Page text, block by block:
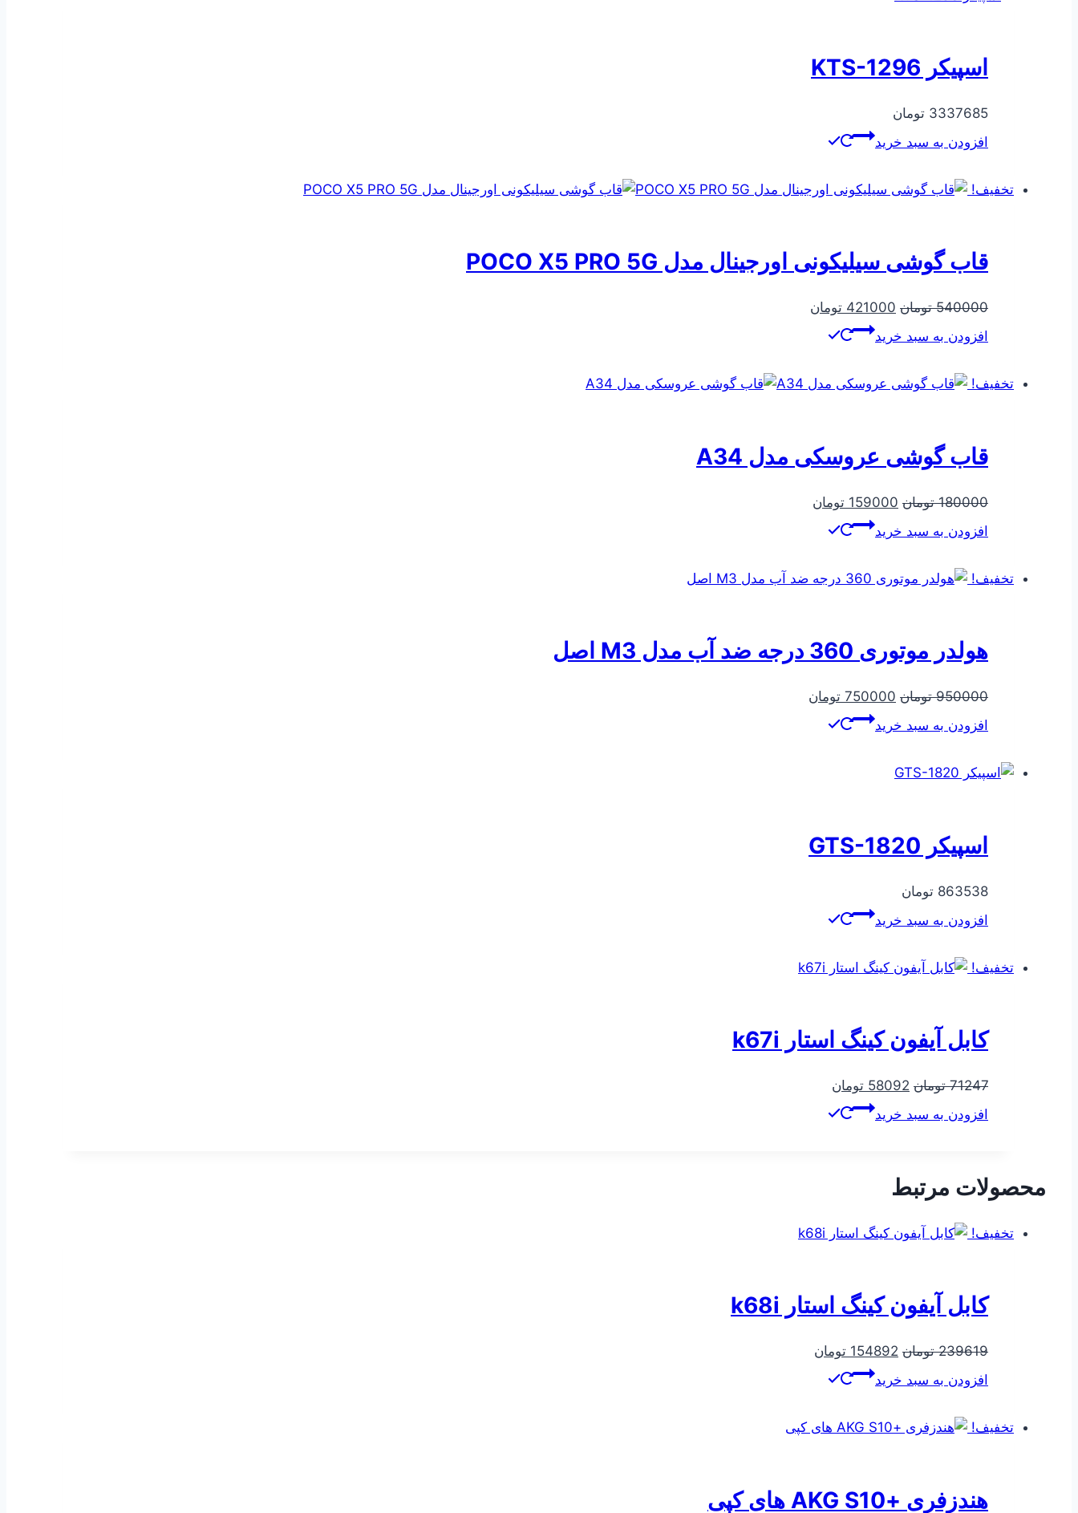
اسپیکر KTS-1296
3337685 تومان
افزودن به سبد خرید
تخفیف!
قاب گوشی سیلیکونی اورجینال مدل POCO X5 PRO 5G
540000 تومان قیمت
اصلی
421000 تومان
افزودن به سبد خرید
تخفیف!
قاب گوشی عروسکی مدل A34
180000 تومان قیمت
اصلی
159000 تومان
افزودن به سبد خرید
تخفیف!
هولدر موتوری 360 درجه ضد آب مدل M3 اصل
950000 تومان قیمت
اصلی
750000 تومان
افزودن به سبد خرید
اسپیکر GTS-1820
863538 تومان
افزودن به سبد خرید
تخفیف!
کابل آیفون کینگ استار k67i
71247 تومان قیمت
58092 تومان
افزودن به سبد خرید
محصولات مرتبط
تخفیف!
کابل آیفون کینگ استار k68i
239619 تومان قیمت
اصلی
154892 تومان
افزودن به سبد خرید
تخفیف!
هندزفری +AKG S10 های کپی